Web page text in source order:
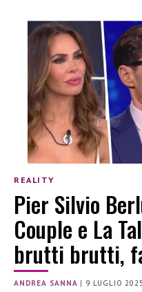
REALITY
Pier Silvio
Couple e La
brutti brutti,
ANDREA SANNA | 9 LUGLIO 2025